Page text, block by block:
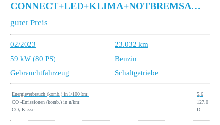
CONNECT+LED+KLIMA+NOTBREMSASSISTENT+USB
guter Preis
02/2023
23.032 km
59 kW (80 PS)
Benzin
Gebrauchtfahrzeug
Schaltgetriebe
Energieverbrauch (komb.) in l/100 km:
5,6
CO₂-Emissionen (komb.) in g/km:
127,0
CO₂-Klasse:
D